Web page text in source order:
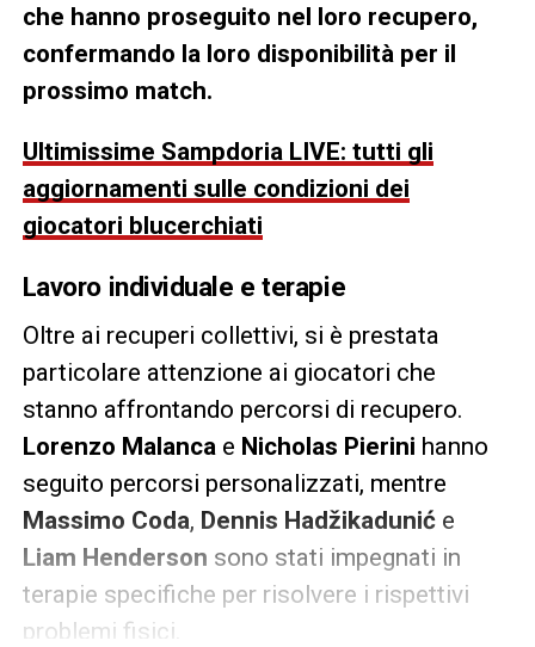
che hanno proseguito nel loro recupero,
confermando la loro disponibilità per il
prossimo match.
Ultimissime Sampdoria LIVE: tutti gli
aggiornamenti sulle condizioni dei
giocatori blucerchiati
Lavoro individuale e terapie
Oltre ai recuperi collettivi, si è prestata
particolare attenzione ai giocatori che
stanno affrontando percorsi di recupero.
Lorenzo Malancae Nicholas Pierini hanno
seguito percorsi personalizzati, mentre
Massimo Coda, Dennis Hadžikaduniće
Liam Henderson sono stati impegnati in
terapie specifiche per risolvere i rispettivi
problemi fisici.